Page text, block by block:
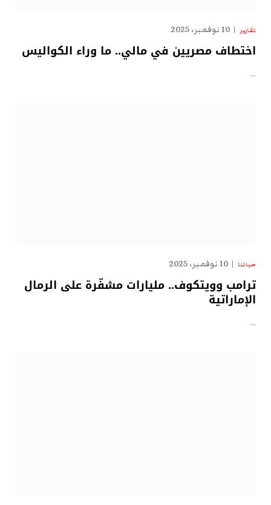
تقارير 10 نوفمبر، 2025
اختطاف مصريين في مالي.. ما وراء الكواليس
…
حياتنا 10 نوفمبر، 2025
ترامب وويتكوف.. مليارات مشفّرة على الرمال
الإماراتية
…